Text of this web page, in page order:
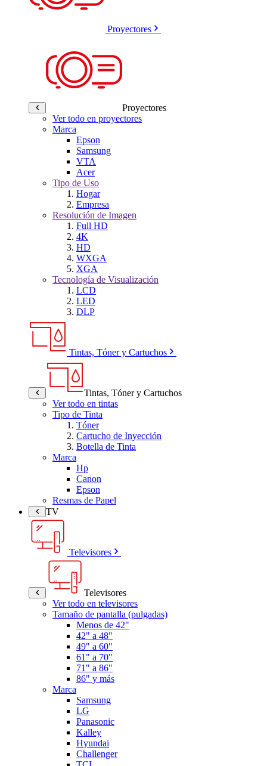
Proyectores
Proyectores
Ver todo en proyectores
Marca
Epson
Samsung
VTA
Acer
Tipo de Uso
Hogar
Empresa
Resolución de Imagen
Full HD
4K
HD
WXGA
XGA
Tecnología de Visualización
LCD
LED
DLP
Tintas, Tóner y Cartuchos
Tintas, Tóner y Cartuchos
Ver todo en tintas
Tipo de Tinta
Tóner
Cartucho de Inyección
Botella de Tinta
Marca
Hp
Canon
Epson
Resmas de Papel
TV
Televisores
Televisores
Ver todo en televisores
Tamaño de pantalla (pulgadas)
Menos de 42"
42" a 48"
49" a 60"
61" a 70"
71" a 86"
86" y más
Marca
Samsung
LG
Panasonic
Kalley
Hyundai
Challenger